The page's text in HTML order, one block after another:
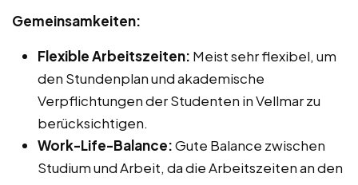
Gemeinsamkeiten:
Flexible Arbeitszeiten: Meist sehr flexibel, um
den Stundenplan und akademische
Verpflichtungen der Studenten in Vellmar zu
berücksichtigen.
Work-Life-Balance:Gute Balance zwischen
Studium und Arbeit, da die Arbeitszeiten an den